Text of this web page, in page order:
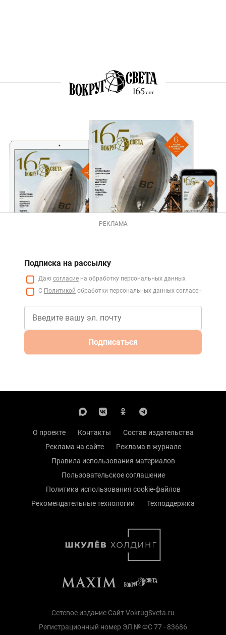
РЕКЛАМА
Подписка на рассылку
Даю согласие на обработку персональных данных
С Политикой обработки персональных данных согласен
Подписаться
О проекте Контакты
Состав издательства
Реклама на сайте
Реклама в журнале
Правила использования материалов
Пользовательское соглашение
Политика использования cookie-файлов
Рекомендательные технологии
Техподдержка
Сетевое издание Сайт VokrugSveta.ru
Регистрационный номер ЭЛ № ФС 77 - 83686